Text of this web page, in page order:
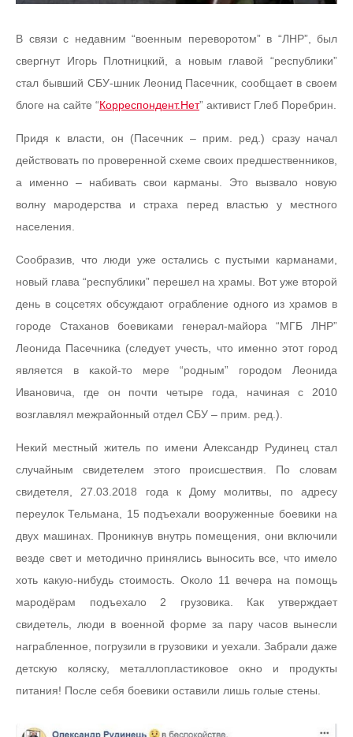
В связи с недавним “военным переворотом” в “ЛНР”, был
свергнут Игорь Плотницкий, а новым главой “республики”
стал бывший СБУ-шник Леонид Пасечник, сообщает в своем
блоге на сайте “Корреспондент.Нет” активист Глеб Поребрин.
Придя к власти, он (Пасечник – прим. ред.) сразу начал
действовать по проверенной схеме своих предшественников,
а именно – набивать свои карманы. Это вызвало новую
волну мародерства и страха перед властью у местного
населения.
Сообразив, что люди уже остались с пустыми карманами,
новый глава “республики” перешел на храмы. Вот уже второй
день в соцсетях обсуждают ограбление одного из храмов в
городе Стаханов боевиками генерал-майора “МГБ ЛНР”
Леонида Пасечника (следует учесть, что именно этот город
является в какой-то мере “родным” городом Леонида
Ивановича, где он почти четыре года, начиная с 2010
возглавлял межрайонный отдел СБУ – прим. ред.).
Некий местный житель по имени Александр Рудинец стал
случайным свидетелем этого происшествия. По словам
свидетеля, 27.03.2018 года к Дому молитвы, по адресу
переулок Тельмана, 15 подъехали вооруженные боевики на
двух машинах. Проникнув внутрь помещения, они включили
везде свет и методично принялись выносить все, что имело
хоть какую-нибудь стоимость. Около 11 вечера на помощь
мародёрам подъехало 2 грузовика. Как утверждает
свидетель, люди в военной форме за пару часов вынесли
награбленное, погрузили в грузовики и уехали. Забрали даже
детскую коляску, металлопластиковое окно и продукты
питания! После себя боевики оставили лишь голые стены.